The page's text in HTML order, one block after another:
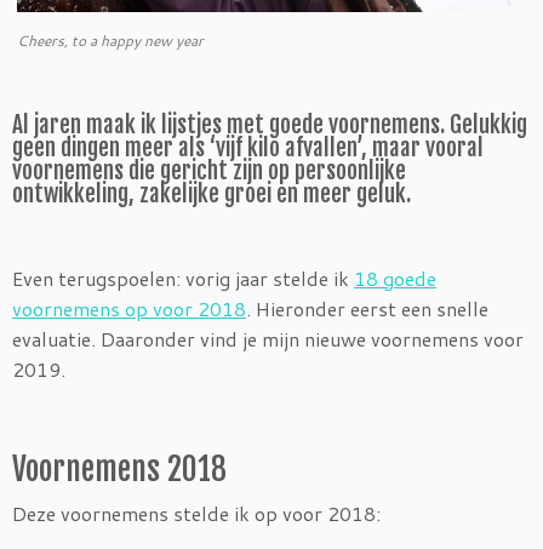
Cheers, to a happy new year
Al jaren maak ik lijstjes met goede voornemens. Gelukkig
geen dingen meer als ‘vijf kilo afvallen’, maar vooral
voornemens die gericht zijn op persoonlijke
ontwikkeling, zakelijke groei en meer geluk.
Even terugspoelen: vorig jaar stelde ik 18 goede
voornemens op voor 2018. Hieronder eerst een snelle
evaluatie. Daaronder vind je mijn nieuwe voornemens voor
2019.
Voornemens 2018
Deze voornemens stelde ik op voor 2018: